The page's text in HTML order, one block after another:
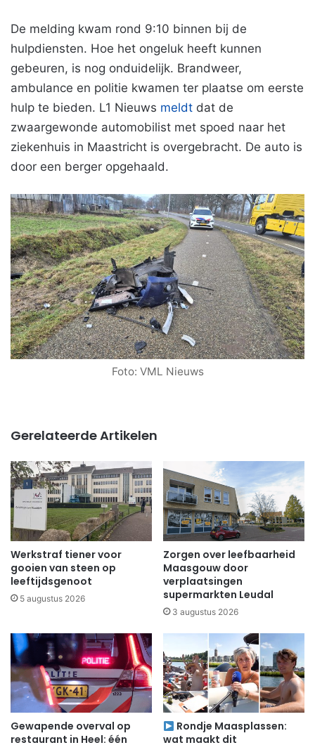
De melding kwam rond 9:10 binnen bij de
hulpdiensten. Hoe het ongeluk heeft kunnen
gebeuren, is nog onduidelijk. Brandweer,
ambulance en politie kwamen ter plaatse om eerste
hulp te bieden. L1 Nieuws meldt dat de
zwaargewonde automobilist met spoed naar het
ziekenhuis in Maastricht is overgebracht. De auto is
door een berger opgehaald.
Foto: VML Nieuws
Gerelateerde Artikelen
Werkstraf tiener voor
gooien van steen op
leeftijdsgenoot
5 augustus 2026
Zorgen over leefbaarheid
Maasgouw door
verplaatsingen
supermarkten Leudal
3 augustus 2026
Gewapende overval op
restaurant in Heel: één
Rondje Maasplassen:
wat maakt dit